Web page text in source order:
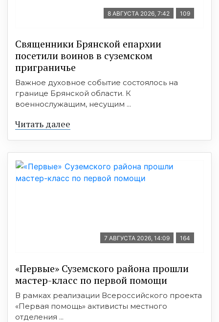
8 АВГУСТА 2026, 7:42 109
Священники Брянской епархии
посетили воинов в суземском
приграничье
Важное духовное событие состоялось на
границе Брянской области. К
военнослужащим, несущим ...
Читать далее
7 АВГУСТА 2026, 14:09 164
«Первые» Суземского района прошли
мастер-класс по первой помощи
В рамках реализации Всероссийского проекта
«Первая помощь» активисты местного
отделения ...